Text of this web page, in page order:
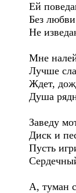
Ей
Без любви
Не
Мне
Лучше
Ждет,
Душа
Заведу
Диск и
Пусть
А, туман с